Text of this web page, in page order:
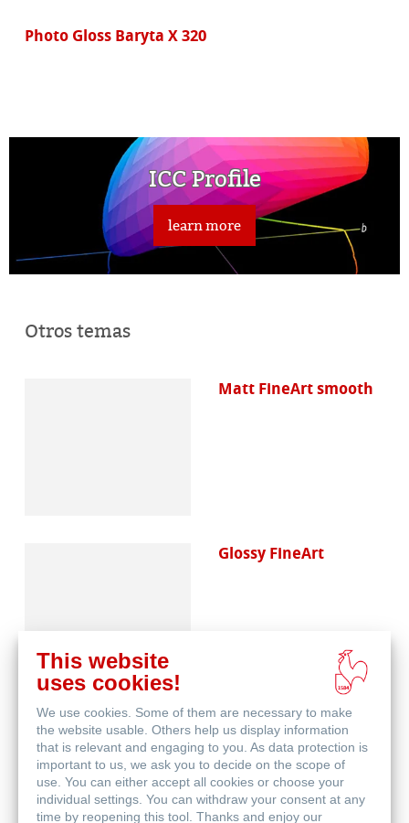
Photo Gloss Baryta X 320
ICC Profile
learn more
Otros temas
Matt FineArt smooth
Glossy FineArt
Canvas FineArt
This website
uses cookies!
We use cookies. Some of them are necessary to make
the website usable. Others help us display information
that is relevant and engaging to you. As data protection is
important to us, we ask you to decide on the scope of
use. You can either accept all cookies or choose your
individual settings. You can withdraw your consent at any
time by reopening this tool. Thanks and enjoy our